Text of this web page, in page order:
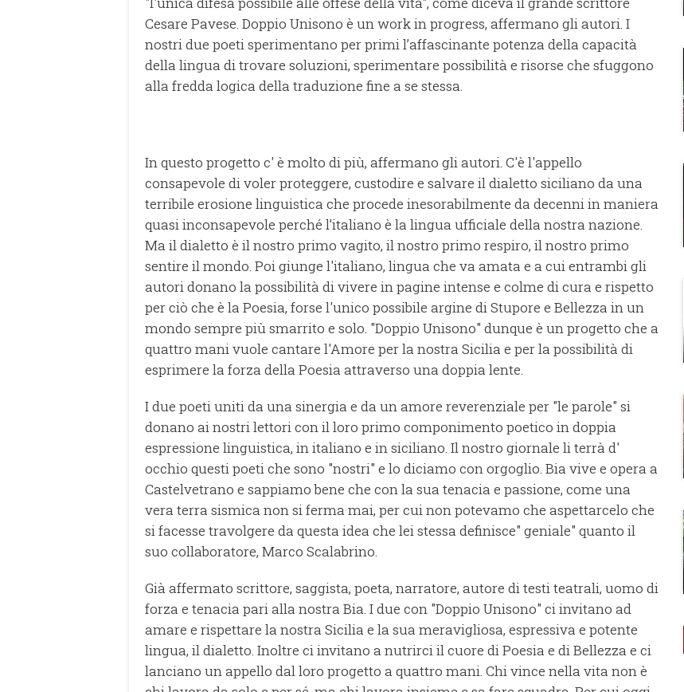
Cesare Pavese. Doppio Unisono è un work in progress, affermano gli autori. I
nostri due poeti sperimentano per primi l’affascinante potenza della capacità
della lingua di trovare soluzioni, sperimentare possibilità e risorse che sfuggono
alla fredda logica della traduzione fine a se stessa.
In questo progetto c' è molto di più, affermano gli autori. C'è l'appello
consapevole di voler proteggere, custodire e salvare il dialetto siciliano da una
terribile erosione linguistica che procede inesorabilmente da decenni in maniera
quasi inconsapevole perché l’italiano è la lingua ufficiale della nostra nazione.
Ma il dialetto è il nostro primo vagito, il nostro primo respiro, il nostro primo
sentire il mondo. Poi giunge l'italiano, lingua che va amata e a cui entrambi gli
autori donano la possibilità di vivere in pagine intense e colme di cura e rispetto
per ciò che è la Poesia, forse l'unico possibile argine di Stupore e Bellezza in un
mondo sempre più smarrito e solo. "Doppio Unisono" dunque è un progetto che a
quattro mani vuole cantare l'Amore per la nostra Sicilia e per la possibilità di
esprimere la forza della Poesia attraverso una doppia lente.
I due poeti uniti da una sinergia e da un amore reverenziale per "le parole" si
donano ai nostri lettori con il loro primo componimento poetico in doppia
espressione linguistica, in italiano e in siciliano. Il nostro giornale li terrà d'
occhio questi poeti che sono "nostri" e lo diciamo con orgoglio. Bia vive e opera a
Castelvetrano e sappiamo bene che con la sua tenacia e passione, come una
vera terra sismica non si ferma mai, per cui non potevamo che aspettarcelo che
si facesse travolgere da questa idea che lei stessa definisce" geniale" quanto il
suo collaboratore, Marco Scalabrino.
Già affermato scrittore, saggista, poeta, narratore, autore di testi teatrali, uomo di
forza e tenacia pari alla nostra Bia. I due con "Doppio Unisono" ci invitano ad
amare e rispettare la nostra Sicilia e la sua meravigliosa, espressiva e potente
lingua, il dialetto. Inoltre ci invitano a nutrirci il cuore di Poesia e di Bellezza e ci
lanciano un appello dal loro progetto a quattro mani. Chi vince nella vita non è